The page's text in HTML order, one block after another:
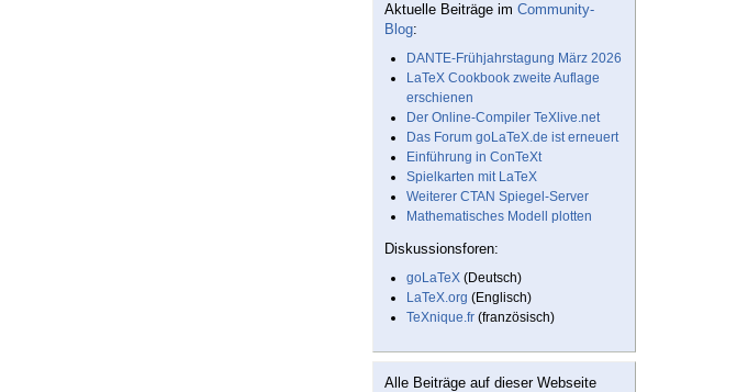
Aktuelle Beiträge im Community-
Blog:
DANTE-Frühjahrstagung März 2026
LaTeX Cookbook zweite Auflage
erschienen
Der Online-Compiler TeXlive.net
Das Forum goLaTeX.de ist erneuert
Einführung in ConTeXt
Spielkarten mit LaTeX
Weiterer CTAN Spiegel-Server
Mathematisches Modell plotten
Diskussionsforen:
goLaTeX (Deutsch)
LaTeX.org (Englisch)
TeXnique.fr (französisch)
Alle Beiträge auf dieser Webseite